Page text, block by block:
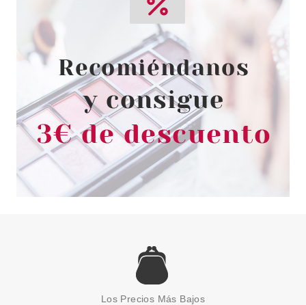
ESSENCE METAL ART
PERFILADOR DE LABIOS Y
OJOS 05 ROCK CHICK
-10%
desde
3.27€
ESSENCE
ESSENCE DELINEADOR DE
OJOS EN GEL SATIN BLEND 06
DEEP OLIVE
Los Precios Más Bajos